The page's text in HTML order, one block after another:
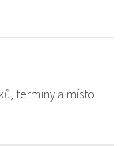
termíny a místo